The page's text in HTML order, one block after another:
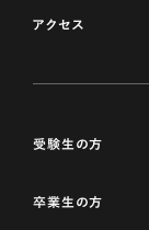
アクセス
受験生の方
卒業生の方